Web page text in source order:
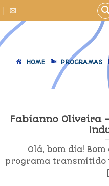
HOME PROGRAMAS
Fabianno Oliveira
Olá, bom dia! Bom
programa transmitido